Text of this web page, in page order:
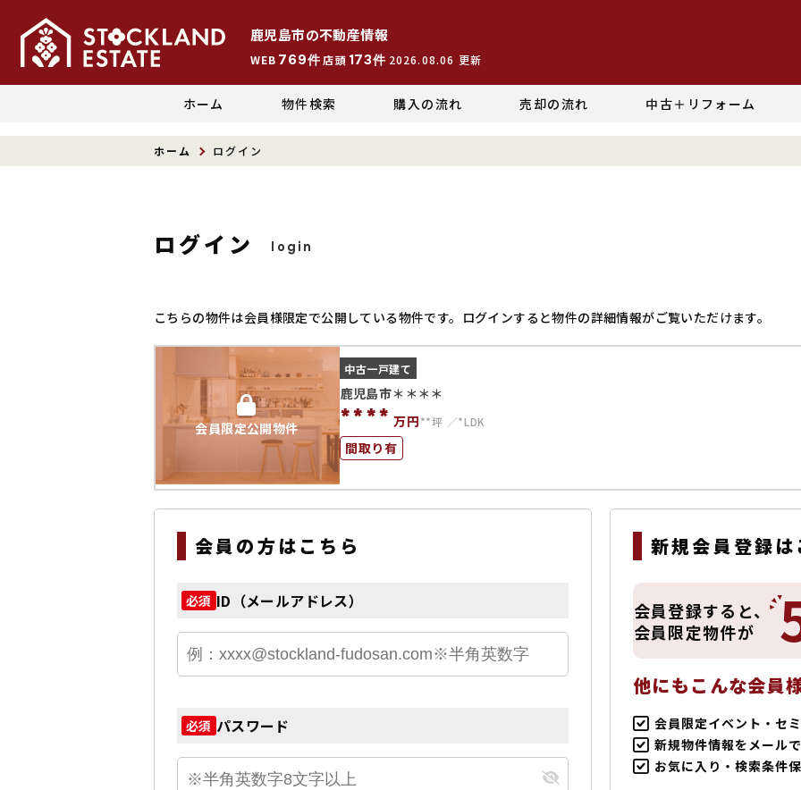
鹿児島市の不動産情報
WEB 769件 店頭 173件 2026.08.06 更新
ホーム 物件検索 購入の流れ 売却の流れ 中古＋リフォーム
ホーム ログイン
ログイン login
こちらの物件は会員様限定で公開している物件です。ログインすると物件の詳細情報がご覧いただけます。
会員限定公開物件
中古一戸建て
鹿児島市＊＊＊＊
**** 万円**坪 *LDK
間取り有
会員の方はこちら
必須 ID（メールアドレス）
必須 パスワード
新規会員登録
会員登録すると、
会員限定物件が
他にもこんな会員
会員限定イベント・セ
新規物件情報をメール
お気に入り・検索条件